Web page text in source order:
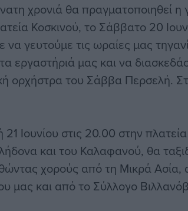
χρονιά θα πραγματοποιηθεί η
Κοσκινού, το Σάββατο 20
να γευτούμε τις ωραίες μας
εργαστήριά μας και να
ορχήστρα του Σάββα Περσελή.
21 Ιουνίου στις 20.00 στην
και του Καλαφανού, θα
χορούς από τη Μικρά Ασία,
μας και από το Σύλλογο